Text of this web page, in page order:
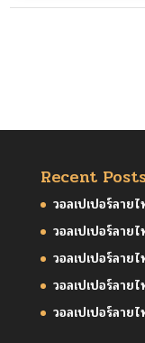
Recent
วอลเปเปอร์ลาย
วอลเปเปอร์ลาย
วอลเปเปอร์ลาย
วอลเปเปอร์ลาย
วอลเปเปอร์ลาย